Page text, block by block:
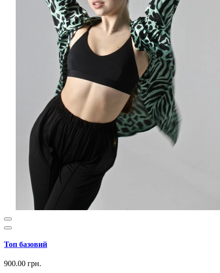
Топ базовий
900.00 грн.